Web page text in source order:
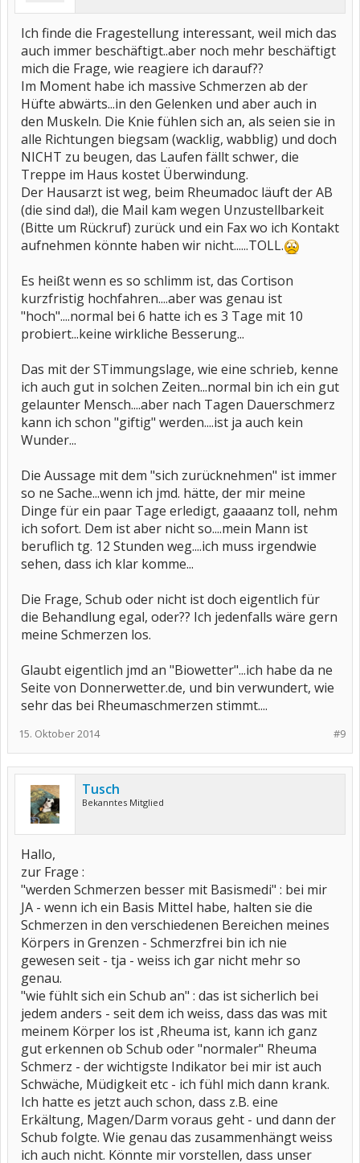
Ich finde die Fragestellung interessant, weil mich das
auch immer beschäftigt..aber noch mehr beschäftigt
mich die Frage, wie reagiere ich darauf??
Im Moment habe ich massive Schmerzen ab der
Hüfte abwärts...in den Gelenken und aber auch in
den Muskeln. Die Knie fühlen sich an, als seien sie in
alle Richtungen biegsam (wacklig, wabblig) und doch
NICHT zu beugen, das Laufen fällt schwer, die
Treppe im Haus kostet Überwindung.
Der Hausarzt ist weg, beim Rheumadoc läuft der AB
(die sind da!), die Mail kam wegen Unzustellbarkeit
(Bitte um Rückruf) zurück und ein Fax wo ich Kontakt
aufnehmen könnte haben wir nicht......TOLL.
Es heißt wenn es so schlimm ist, das Cortison
kurzfristig hochfahren....aber was genau ist
"hoch"....normal bei 6 hatte ich es 3 Tage mit 10
probiert...keine wirkliche Besserung...
Das mit der STimmungslage, wie eine schrieb, kenne
ich auch gut in solchen Zeiten...normal bin ich ein gut
gelaunter Mensch....aber nach Tagen Dauerschmerz
kann ich schon "giftig" werden....ist ja auch kein
Wunder...
Die Aussage mit dem "sich zurücknehmen" ist immer
so ne Sache...wenn ich jmd. hätte, der mir meine
Dinge für ein paar Tage erledigt, gaaaanz toll, nehm
ich sofort. Dem ist aber nicht so....mein Mann ist
beruflich tg. 12 Stunden weg....ich muss irgendwie
sehen, dass ich klar komme...
Die Frage, Schub oder nicht ist doch eigentlich für
die Behandlung egal, oder?? Ich jedenfalls wäre gern
meine Schmerzen los.
Glaubt eigentlich jmd an "Biowetter"...ich habe da ne
Seite von Donnerwetter.de, und bin verwundert, wie
sehr das bei Rheumaschmerzen stimmt....
#9
15. Oktober 2014
Tusch
Bekanntes Mitglied
Hallo,
zur Frage :
"werden Schmerzen besser mit Basismedi" : bei mir
JA - wenn ich ein Basis Mittel habe, halten sie die
Schmerzen in den verschiedenen Bereichen meines
Körpers in Grenzen - Schmerzfrei bin ich nie
gewesen seit - tja - weiss ich gar nicht mehr so
genau.
"wie fühlt sich ein Schub an" : das ist sicherlich bei
jedem anders - seit dem ich weiss, dass das was mit
meinem Körper los ist ,Rheuma ist, kann ich ganz
gut erkennen ob Schub oder "normaler" Rheuma
Schmerz - der wichtigste Indikator bei mir ist auch
Schwäche, Müdigkeit etc - ich fühl mich dann krank.
Ich hatte es jetzt auch schon, dass z.B. eine
Erkältung, Magen/Darm voraus geht - und dann der
Schub folgte. Wie genau das zusammenhängt weiss
ich auch nicht. Könnte mir vorstellen, dass unser